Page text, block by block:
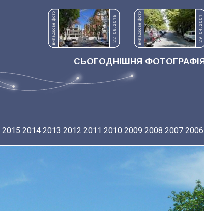
СЬОГОДНІШНЯ
2015 2014 2013 2012 2011 2010 2009 2008 2007 2006